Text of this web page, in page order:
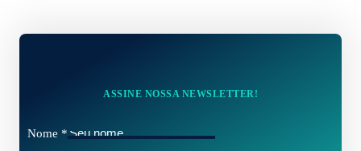
ASSINE NOSSA NEWSLETTER!
Nome *